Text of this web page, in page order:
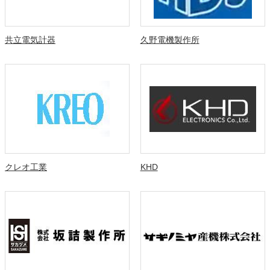
共立電気計器 久野電機製作所
クレオ工業 KHD